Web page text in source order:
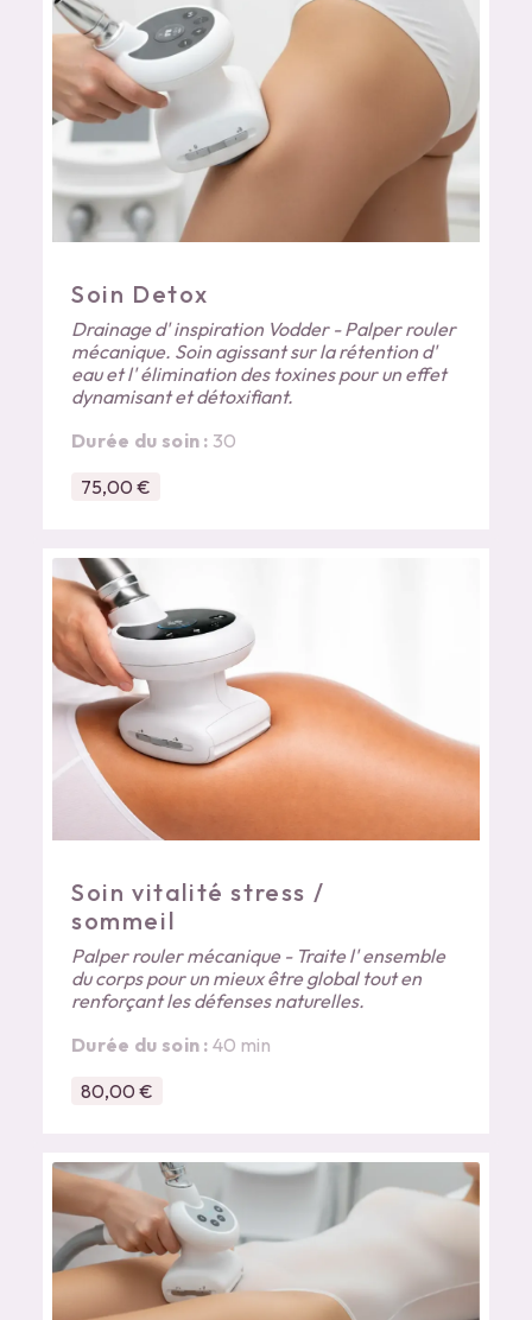
Soin Detox
Drainage d' inspiration Vodder - Palper rouler
mécanique. Soin agissant sur la rétention d'
eau et l' élimination des toxines pour un effet
dynamisant et détoxifiant.
Durée du soin : 30
75,00 €
Soin vitalité stress /
sommeil
Palper rouler mécanique - Traite l' ensemble
du corps pour un mieux être global tout en
renforçant les défenses naturelles.
Durée du soin :40 min
80,00 €